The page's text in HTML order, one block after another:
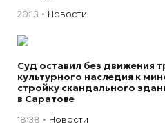
20:13 Новости
Суд оставил без движения
культурного наследия к
стройку скандального
в Саратове
18:38 Новости